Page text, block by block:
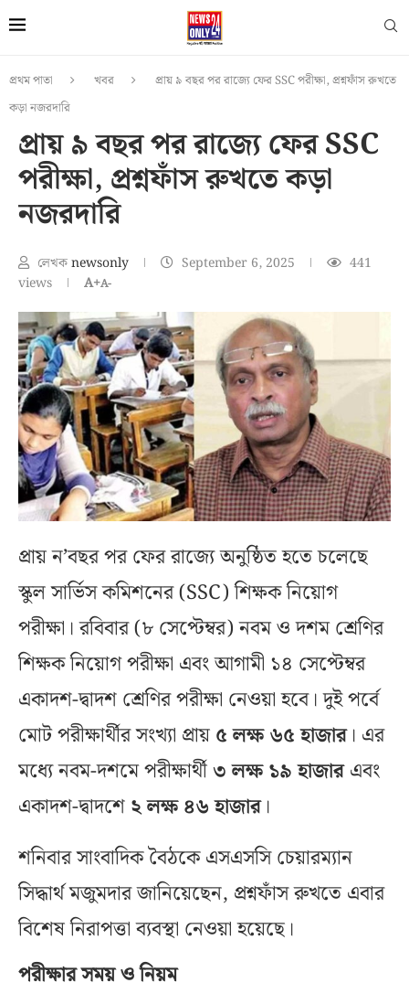
প্রথম পাতা খবর
প্রায় ৯ বছর পর রাজ্যে ফের SSC পরীক্ষা, প্রশ্নফাঁস রুখতে
কড়া নজরদারি
প্রায় ৯ বছর পর রাজ্যে ফের SSC
পরীক্ষা, প্রশ্নফাঁস রুখতে কড়া
নজরদারি
লেখকnewsonly September 6, 2025
441
views
A+A-
প্রায় ন’বছর পর ফের রাজ্যে অনুষ্ঠিত হতে চলেছে
স্কুল সার্ভিস কমিশনের (SSC) শিক্ষক নিয়োগ
পরীক্ষা। রবিবার (৮ সেপ্টেম্বর) নবম ও দশম শ্রেণির
শিক্ষক নিয়োগ পরীক্ষা এবং আগামী ১৪ সেপ্টেম্বর
একাদশ-দ্বাদশ শ্রেণির পরীক্ষা নেওয়া হবে। দুই পর্বে
মোট পরীক্ষার্থীর সংখ্যা প্রায় ৫ লক্ষ ৬৫ হাজার। এর
মধ্যে নবম-দশমে পরীক্ষার্থী৩ লক্ষ ১৯ হাজারএবং
একাদশ-দ্বাদশে ২ লক্ষ ৪৬ হাজার।
শনিবার সাংবাদিক বৈঠকে এসএসসি চেয়ারম্যান
সিদ্ধার্থ মজুমদার জানিয়েছেন, প্রশ্নফাঁস রুখতে এবার
বিশেষ নিরাপত্তা ব্যবস্থা নেওয়া হয়েছে।
পরীক্ষার সময় ও নিয়ম